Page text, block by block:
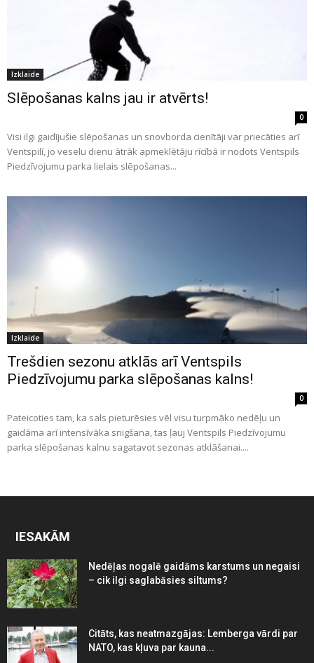
Izklaide
Slēpošanas kalns jau ir atvērts!
0
Visi ilgi gaidījušie slēpošanas un snovborda cienītāji var priecāties arī
Ventspilī, jo veselu dienu ātrāk apmeklētāju rīcībā ir nodots Ventspils
Piedzīvojumu parka lielais slēpošanas...
Izklaide
Trešdien sezonu atklās arī Ventspils
Piedzīvojumu parka slēpošanas kalns!
0
Pateicoties tam, ka sals pieturēsies vēl visu turpmāko nedēļu un
gaidāma arī intensīvāka snigšana, tas ļauj Ventspils Piedzīvojumu
parka slēpošanas kalnu sagatavot sezonas atklāšanai....
IESAKĀM
Nedēļas nogalē gaidāms karstums un negaisi
– cik ilgi saglabāsies siltums?
Citāts, kas neatmazgājas: Lemberga vārdi par
NATO, kas kļuva par kauna...